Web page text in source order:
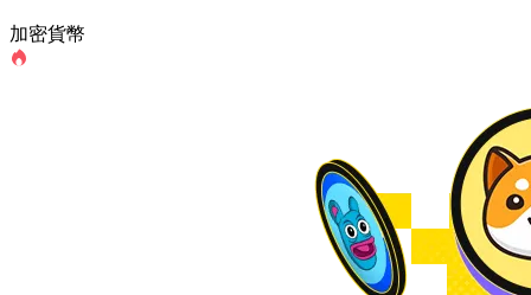
加密貨幣